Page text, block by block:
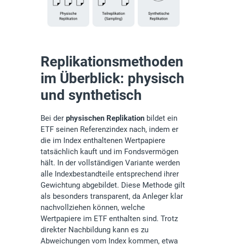
Replikationsmethoden
im Überblick: physisch
und synthetisch
Bei der physischen Replikation bildet ein
ETF seinen Referenzindex nach, indem er
die im Index enthaltenen Wertpapiere
tatsächlich kauft und im Fondsvermögen
hält. In der vollständigen Variante werden
alle Indexbestandteile entsprechend ihrer
Gewichtung abgebildet. Diese Methode gilt
als besonders transparent, da Anleger klar
nachvollziehen können, welche
Wertpapiere im ETF enthalten sind. Trotz
direkter Nachbildung kann es zu
Abweichungen vom Index kommen, etwa